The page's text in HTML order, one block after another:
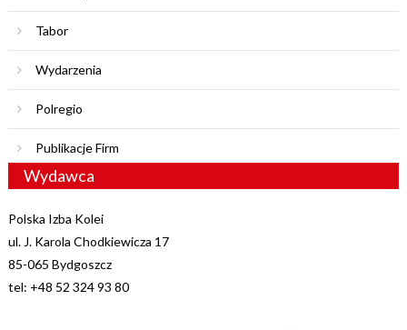
Tabor
Wydarzenia
Polregio
Publikacje Firm
Wydawca
Polska Izba Kolei
ul. J. Karola Chodkiewicza 17
85-065 Bydgoszcz
tel: +48 52 324 93 80